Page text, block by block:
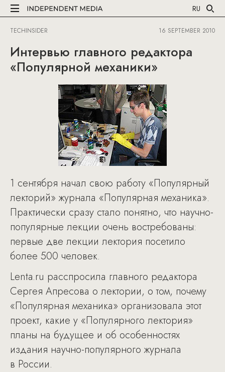
RU
TECHINSIDER 16 SEPTEMBER 2010
Интервью главного редактора
«Популярной механики»
1 сентября начал свою работу «Популярный
лекторий» журнала «Популярная механика».
Практически сразу стало понятно, что научно-
популярные лекции очень востребованы:
первые две лекции лектория посетило
более 500 человек.
Lenta.ru расспросила главного редактора
Сергея Апресова о лектории, о том, почему
«Популярная механика» организовала этот
проект, какие у «Популярного лектория»
планы на будущее и об особенностях
издания научно-популярного журнала
в России.